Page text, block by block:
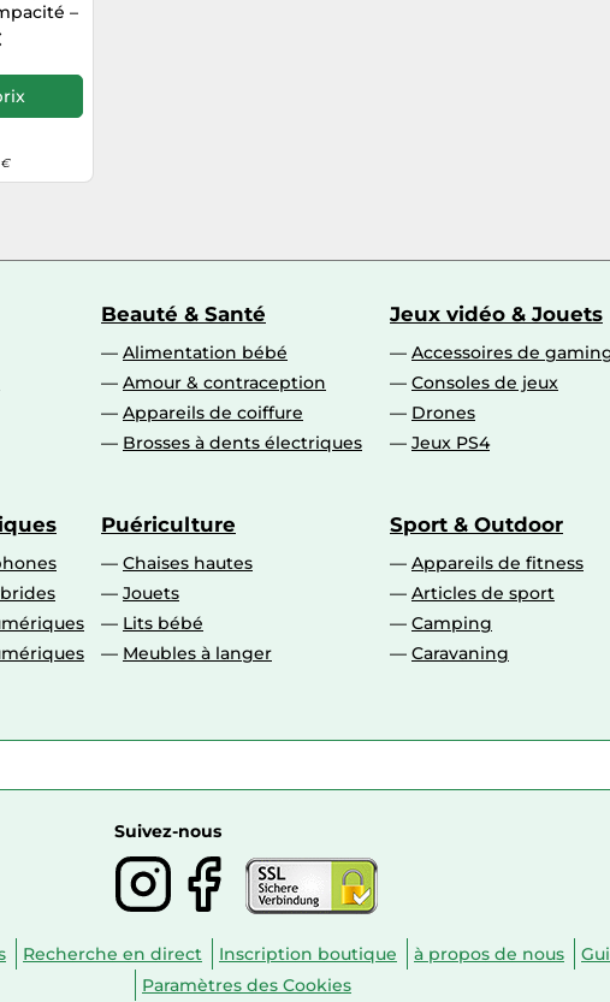
–
€
Beauté & Santé
Alimentation bébé
Amour & contraception
Appareils de coiffure
Brosses à dents électriques
Jeux vidéo & Jouets
Accessoires de
Consoles de jeux
Drones
Jeux PS4
Puériculture
Chaises hautes
Jouets
Lits bébé
Meubles à langer
Sport & Outdoor
Appareils de fitness
Articles de sport
Camping
Caravaning
Suivez-nous
Recherche en direct Inscription boutique à propos de nous
Paramètres des Cookies